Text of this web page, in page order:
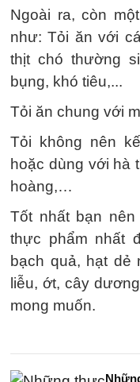
Ngoài ra, còn
như: Tỏi ăn với
thịt chó thường
bụng, khó tiêu,...
Tỏi ăn chung với
Tỏi không nên
hoặc dùng với hà
hoàng,…
Tốt nhất bạn
thực phẩm nhất
bạch quả, hạt dẻ
liễu, ớt, cây
mong muốn.